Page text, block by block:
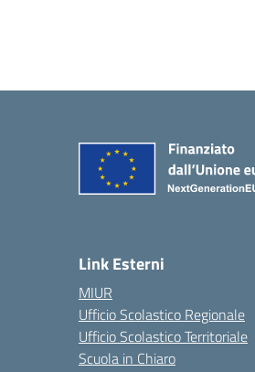
Link Esterni
MIUR
Ufficio Scolastico Regionale
Ufficio Scolastico Territoriale
Scuola in Chiaro